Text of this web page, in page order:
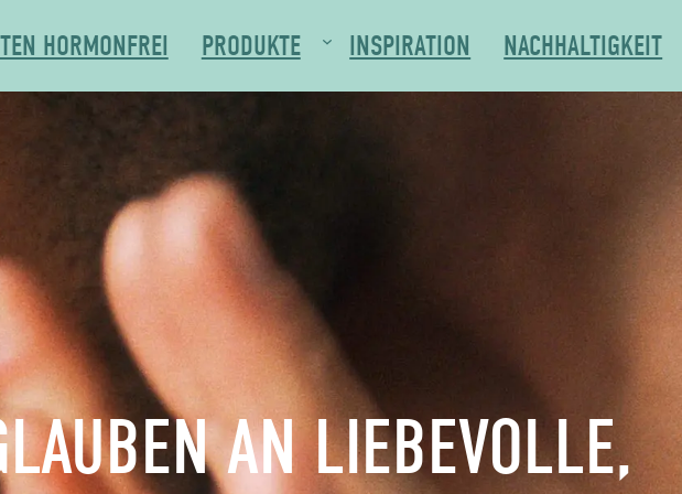
HORMONFREI PRODUKTE INSPIRATION NACHHALTIGKEIT
AN LIEBEVOLLE,